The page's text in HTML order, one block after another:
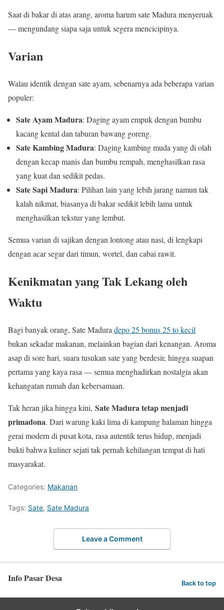
Saat di bakar di atas arang, aroma harum sate Madura menyeruak
— mengundang siapa saja untuk segera mencicipinya.
Varian
Walau identik dengan sate ayam, sebenarnya ada beberapa varian
populer:
Sate Ayam Madura: Daging ayam empuk dengan bumbu
kacang kental dan taburan bawang goreng.
Sate Kambing Madura: Daging kambing muda yang di olah
dengan kecap manis dan bumbu rempah, menghasilkan rasa
yang kuat dan sedikit pedas.
Sate Sapi Madura: Pilihan lain yang lebih jarang namun tak
kalah nikmat, biasanya di bakar sedikit lebih lama untuk
menghasilkan tekstur yang lembut.
Semua varian di sajikan dengan lontong atau nasi, di lengkapi
dengan acar segar dari timun, wortel, dan cabai rawit.
Kenikmatan yang Tak Lekang oleh
Waktu
Bagi banyak orang, Sate Madura depo 25 bonus 25 to kecil
bukan sekadar makanan, melainkan bagian dari kenangan. Aroma
asap di sore hari, suara tusukan sate yang berdesir, hingga suapan
pertama yang kaya rasa — semua menghadirkan nostalgia akan
kehangatan rumah dan kebersamaan.
Tak heran jika hingga kini, Sate Madura tetap menjadi
primadona. Dari warung kaki lima di kampung halaman hingga
gerai modern di pusat kota, rasa autentik terus hidup, menjadi
bukti bahwa kuliner sejati tak pernah kehilangan tempat di hati
masyarakat.
Categories: Makanan
Tags: Sate, Sate Madura
Leave a Comment
Info Pasar Desa Back to top